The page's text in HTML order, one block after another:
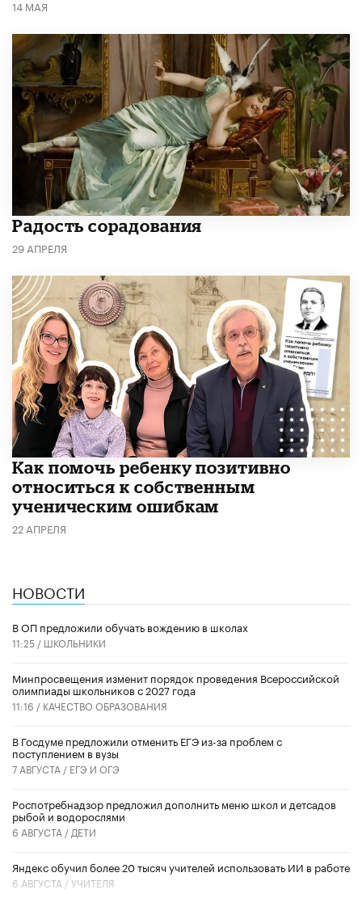
14 МАЯ
Радость сорадования
29 АПРЕЛЯ
Как помочь ребенку позитивно
относиться к собственным
ученическим ошибкам
22 АПРЕЛЯ
НОВОСТИ
В ОП предложили обучать вождению в школах
11:25 / ШКОЛЬНИКИ
Минпросвещения изменит порядок проведения Всероссийской
олимпиады школьников с 2027 года
11:16 / КАЧЕСТВО ОБРАЗОВАНИЯ
В Госдуме предложили отменить ЕГЭ из-за проблем с
поступлением в вузы
7 АВГУСТА / ЕГЭ И ОГЭ
Роспотребнадзор предложил дополнить меню школ и детсадов
рыбой и водорослями
6 АВГУСТА / ДЕТИ
​Яндекс обучил более 20 тысяч учителей использовать ИИ в работе
6 АВГУСТА /УЧИТЕЛЯ